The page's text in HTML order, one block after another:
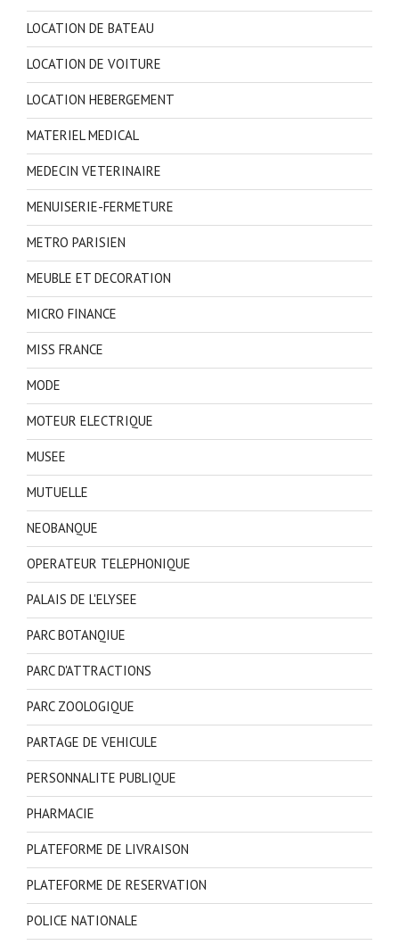
LOCATION DE BATEAU
LOCATION DE VOITURE
LOCATION HEBERGEMENT
MATERIEL MEDICAL
MEDECIN VETERINAIRE
MENUISERIE-FERMETURE
METRO PARISIEN
MEUBLE ET DECORATION
MICRO FINANCE
MISS FRANCE
MODE
MOTEUR ELECTRIQUE
MUSEE
MUTUELLE
NEOBANQUE
OPERATEUR TELEPHONIQUE
PALAIS DE L'ELYSEE
PARC BOTANQIUE
PARC D'ATTRACTIONS
PARC ZOOLOGIQUE
PARTAGE DE VEHICULE
PERSONNALITE PUBLIQUE
PHARMACIE
PLATEFORME DE LIVRAISON
PLATEFORME DE RESERVATION
POLICE NATIONALE